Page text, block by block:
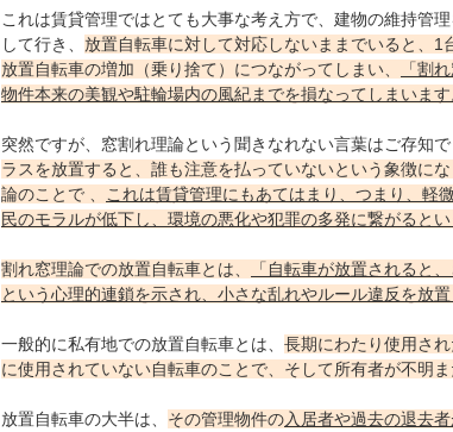
これは賃貸管理ではとても大事な考え方で、建物の維持管
して行き、 放置自転車に対して対応しないままでいると、
放置自転車の増加（乗り捨て）につながってしまい、
「割
物件本来の美観や駐輪場内の風紀までを損なってしまいます
突然ですが、窓割れ理論という聞きなれない言葉はご存知で
ラスを放置すると、誰も注意を払っていないという象徴に
論のことで 、 これは賃貸管理にもあてはまり、つまり、軽
民のモラルが低下し、環境の悪化や犯罪の多発に繋がるとい
割れ窓理論での放置自転車とは、
「自転車が放置されると
という心理的連鎖を示され、小さな乱れやルール違反を放
一般的に私有地での放置自転車とは、 長期にわたり使用さ
に使用されていない自転車のことで、そして所有者が不明
放置自転車の大半は、 その管理物件の入居者や過去の退去